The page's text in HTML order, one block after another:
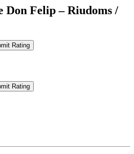
Don Felip – Riudoms /
Rating
Rating